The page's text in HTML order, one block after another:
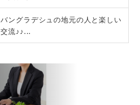
バングラデシュの地元の人と楽しい
交流♪♪...